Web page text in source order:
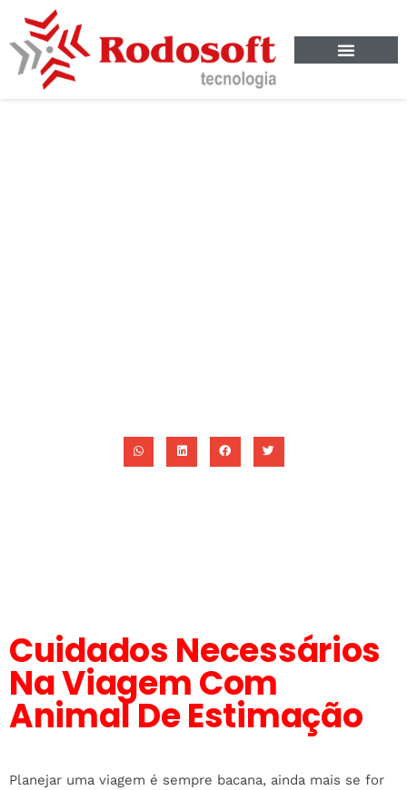
Cuidados Necessários
Na Viagem Com
Animal De Estimação
Planejar uma viagem é sempre bacana, ainda mais se for